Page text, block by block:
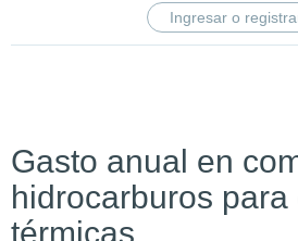
Ingresar o
Gasto anual en
hidrocarburos para
térmicas